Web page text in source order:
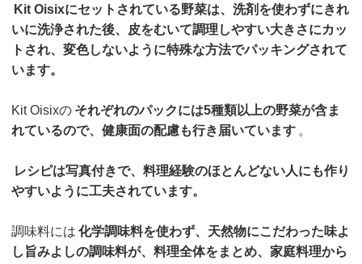
Kit Oisixにセットされている野菜は、洗剤を使わずにきれ
いに洗浄された後、皮をむいて調理しやすい大きさにカッ
トされ、変色しないように特殊な方法でパッキングされて
います。
Kit Oisixの それぞれのパックには5種類以上の野菜が含ま
れているので、健康面の配慮も行き届いています 。
レシピは写真付きで、料理経験のほとんどない人にも作り
やすいように工夫されています。
調味料には 化学調味料を使わず、天然物にこだわった味よ
し旨みよしの調味料が、料理全体をまとめ、家庭料理から